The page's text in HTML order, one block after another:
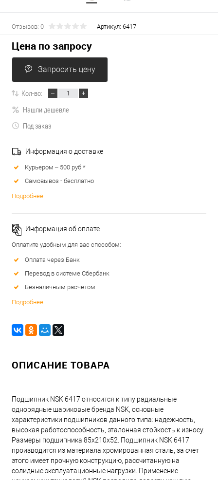
Отзывов: 0 Артикул: 6417
Цена по запросу
Запросить цену
Кол-во:
Нашли дешевле
Под заказ
Информация о доставке
Курьером – 500 руб.*
Самовывоз - бесплатно
Подробнее
Информация об оплате
Оплатите удобным для вас способом:
Оплата через Банк
Перевод в системе Сбербанк
Безналичным расчетом
Подробнее
ОПИСАНИЕ ТОВАРА
Подшипник NSK 6417 относится к типу радиальные
однорядные шариковые бренда NSK, основные
характеристики подшипников данного типа: надежность,
высокая работоспособность, эталонная стойкость к износу.
Размеры подшипника 85x210x52. Подшипник NSK 6417
производится из материала хромированная сталь, за счет
этого имеет прочную конструкцию, рассчитанную на
солидные эксплуатационные нагрузки. Применение